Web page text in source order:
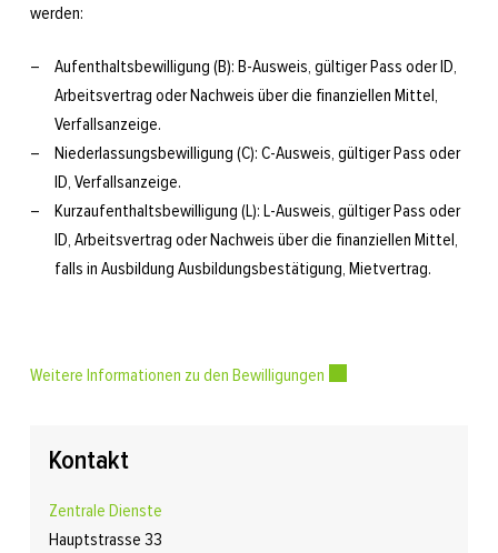
werden:
Aufenthaltsbewilligung (B): B-Ausweis, gültiger Pass oder ID,
Arbeitsvertrag oder Nachweis über die finanziellen Mittel,
Verfallsanzeige.
Niederlassungsbewilligung (C): C-Ausweis, gültiger Pass oder
ID, Verfallsanzeige.
Kurzaufenthaltsbewilligung (L): L-Ausweis, gültiger Pass oder
ID, Arbeitsvertrag oder Nachweis über die finanziellen Mittel,
falls in Ausbildung Ausbildungsbestätigung, Mietvertrag.
Weitere Informationen zu den Bewilligungen
Kontakt
Zentrale Dienste
Hauptstrasse 33